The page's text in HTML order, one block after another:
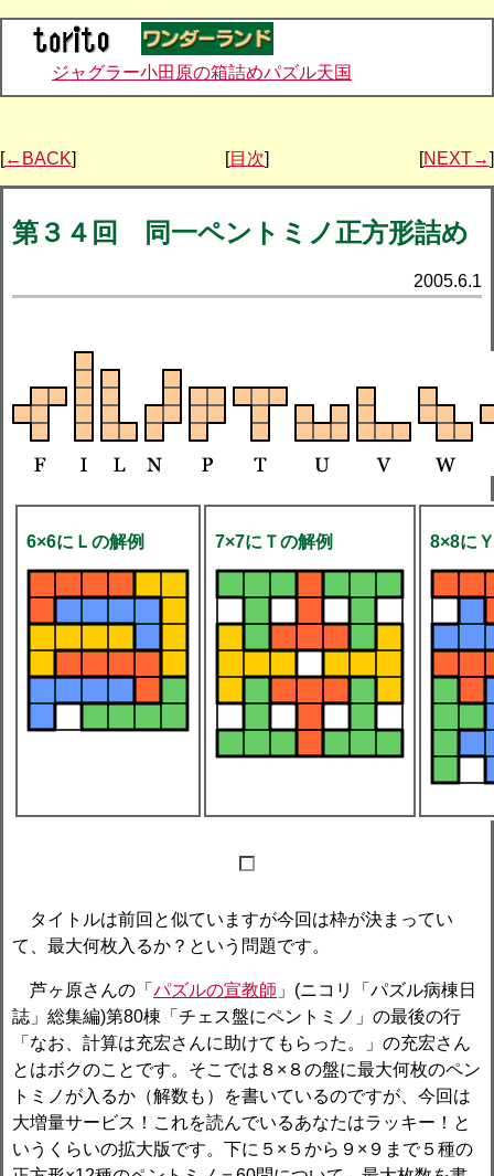
ジャグラー小田原の箱詰めパズル天国
[←BACK] [目次] [NEXT→]
第３４回 同一ペントミノ正方形詰め
2005.6.1
6×6にＬの解例 7×7にＴの解例 8×8に
タイトルは前回と似ていますが今回は枠が決まってい
て、最大何枚入るか？という問題です。
芦ヶ原さんの「 パズルの宣教師 」(ニコリ「パズル病棟日
誌」総集編)第80棟「チェス盤にペントミノ」の最後の行
「なお、計算は充宏さんに助けてもらった。」の充宏さん
とはボクのことです。そこでは８×８の盤に最大何枚のペン
トミノが入るか（解数も）を書いているのですが、今回は
大増量サービス！これを読んでいるあなたはラッキー！と
いうくらいの拡大版です。下に５×５から９×９まで５種の